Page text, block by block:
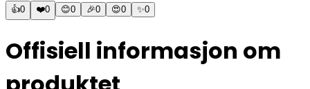
👍0 ❤️0 😊0 🎉0 😍0 ✨0
Offisiell informasjon om